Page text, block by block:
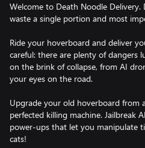
Welcome to Death Noodle Delivery.
waste a single portion and most
Ride your hoverboard and deliver
careful: there are plenty of dangers
on the brink of collapse, from AI
your eyes on the road.
Upgrade your old hoverboard from
perfected killing machine. Jailbreak
power-ups that let you manipulate
cats!